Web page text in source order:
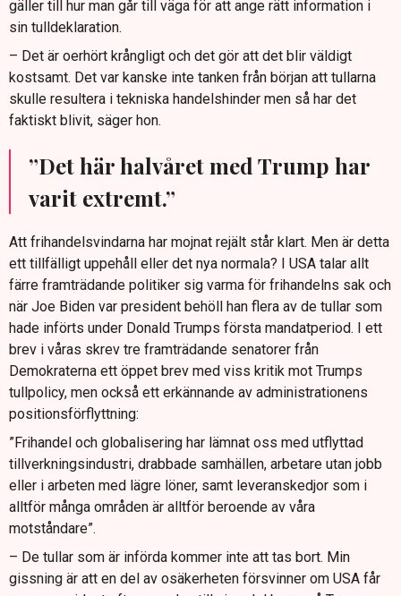
gäller till hur man går till väga för att ange rätt information i
sin tulldeklaration.
– Det är oerhört krångligt och det gör att det blir väldigt
kostsamt. Det var kanske inte tanken från början att tullarna
skulle resultera i tekniska handelshinder men så har det
faktiskt blivit, säger hon.
”Det här halvåret med Trump har
varit extremt.”
Att frihandelsvindarna har mojnat rejält står klart. Men är detta
ett tillfälligt uppehåll eller det nya normala? I USA talar allt
färre framträdande politiker sig varma för frihandelns sak och
när Joe Biden var president behöll han flera av de tullar som
hade införts under Donald Trumps första mandatperiod. I ett
brev i våras skrev tre framträdande senatorer från
Demokraterna ett öppet brev med viss kritik mot Trumps
tullpolicy, men också ett erkännande av administrationens
positionsförflyttning:
”Frihandel och globalisering har lämnat oss med utflyttad
tillverkningsindustri, drabbade samhällen, arbetare utan jobb
eller i arbeten med lägre löner, samt leveranskedjor som i
alltför många områden är alltför beroende av våra
motståndare”.
– De tullar som är införda kommer inte att tas bort. Min
gissning är att en del av osäkerheten försvinner om USA får